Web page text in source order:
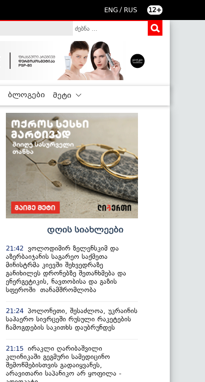
ENG / RUS 12+
ბლოგები მეტი
დღის სიახლეები
21:42
ვოლოდიმირ ზელენსკიმ და
აზერბაიჯანის საგარეო საქმეთა
მინისტრმა კიევში შეხვედრაზე
განიხილეს დრონებზე შეთანხმება და
ენერგეტიკის, ნავთობისა და გაზის
სფეროში თანამშრომლობა
21:24 პოლონეთი, შესაძლოა, უკრაინის
საჰაერო სივრცეში რუსული რაკეტების
ჩამოგდების საკითხს დაუბრუნდეს
21:15 ირაკლი ღარიბაშვილი
კლინიკაში გეგმური სამედიცინო
შემოწმებისთვის გადაიყვანეს,
არავითარი საპანიკო არ ყოფილა -